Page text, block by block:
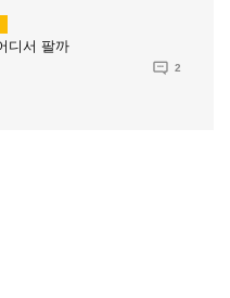
디서 팔까
2